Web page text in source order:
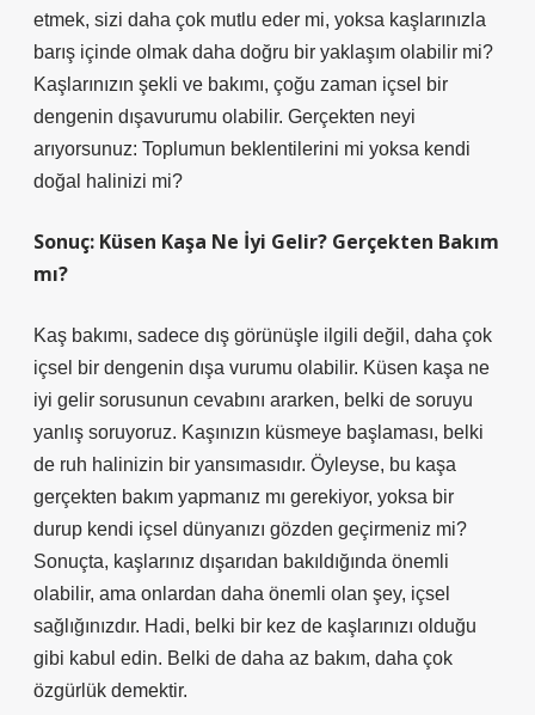
etmek, sizi daha çok mutlu eder mi, yoksa kaşlarınızla
barış içinde olmak daha doğru bir yaklaşım olabilir mi?
Kaşlarınızın şekli ve bakımı, çoğu zaman içsel bir
dengenin dışavurumu olabilir. Gerçekten neyi
arıyorsunuz: Toplumun beklentilerini mi yoksa kendi
doğal halinizi mi?
Sonuç: Küsen Kaşa Ne İyi Gelir? Gerçekten Bakım
mı?
Kaş bakımı, sadece dış görünüşle ilgili değil, daha çok
içsel bir dengenin dışa vurumu olabilir. Küsen kaşa ne
iyi gelir sorusunun cevabını ararken, belki de soruyu
yanlış soruyoruz. Kaşınızın küsmeye başlaması, belki
de ruh halinizin bir yansımasıdır. Öyleyse, bu kaşa
gerçekten bakım yapmanız mı gerekiyor, yoksa bir
durup kendi içsel dünyanızı gözden geçirmeniz mi?
Sonuçta, kaşlarınız dışarıdan bakıldığında önemli
olabilir, ama onlardan daha önemli olan şey, içsel
sağlığınızdır. Hadi, belki bir kez de kaşlarınızı olduğu
gibi kabul edin. Belki de daha az bakım, daha çok
özgürlük demektir.